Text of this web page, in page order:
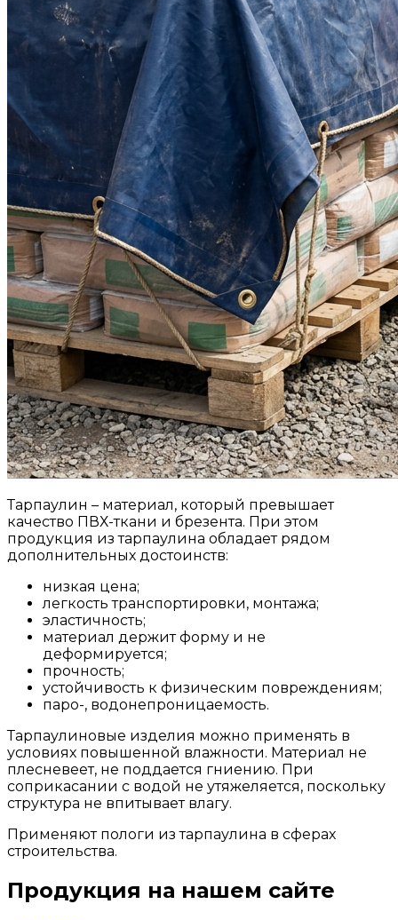
Тарпаулин – материал, который превышает
качество ПВХ-ткани и брезента. При этом
продукция из тарпаулина обладает рядом
дополнительных достоинств:
низкая цена;
легкость транспортировки, монтажа;
эластичность;
материал держит форму и не
деформируется;
прочность;
устойчивость к физическим повреждениям;
паро-, водонепроницаемость.
Тарпаулиновые изделия можно применять в
условиях повышенной влажности. Материал не
плесневеет, не поддается гниению. При
соприкасании с водой не утяжеляется, поскольку
структура не впитывает влагу.
Применяют пологи из тарпаулина в сферах
строительства.
Продукция на нашем сайте